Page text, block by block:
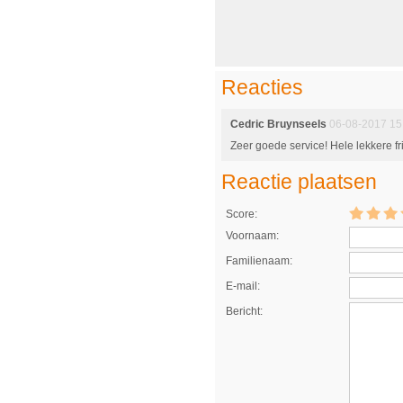
Reacties
Cedric Bruynseels 06-08-2017
Zeer goede service! Hele lekkere
Reactie plaatsen
Score:
Voornaam:
Familienaam:
E-mail:
Bericht: